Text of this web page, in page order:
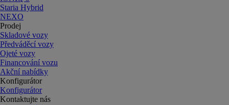
Staria Hybrid
NEXO
Prodej
Skladové vozy
Předváděcí vozy
Ojeté vozy
Financování vozu
Akční nabídky
Konfigurátor
Konfigurátor
Kontaktujte nás